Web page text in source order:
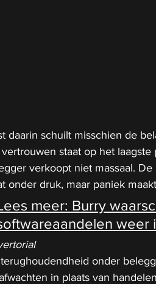
daarin schuilt misschien de
staat op het
verkoopt niet massaal.
onder druk, maar paniek
meer: Burry
weer
onder
in plaats van